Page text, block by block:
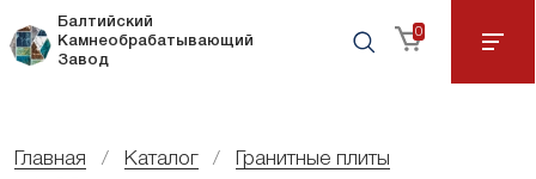
Балтийский
Камнеобрабатывающий
Завод
0
Главная Каталог
Гранитные плиты